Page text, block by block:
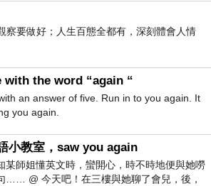
察要做好；人生百態全都有，深刻體會人情
the word “again “
an answer of five. Run in to you again. It
you again.
小教室，saw you again
某師姐懂英文時，蠻開心，時不時地便與她嘮
…… @ 今天吧！在三樓與她聊了會兒，後，